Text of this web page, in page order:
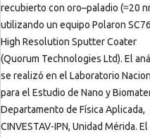
recubierto con oro–paladio (≈20
utilizando un equipo Polaron
High Resolution Sputter Coater
(Quorum Technologies Ltd). El
se realizó en el Laboratorio
para el Estudio de Nano y
Departamento de Física Aplicada,
CINVESTAV-IPN, Unidad Mérida. El